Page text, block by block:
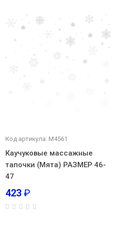
Код артикула: М4561
Каучуковые массажные
тапочки (Мята) РАЗМЕР 46-
47
423 ₽